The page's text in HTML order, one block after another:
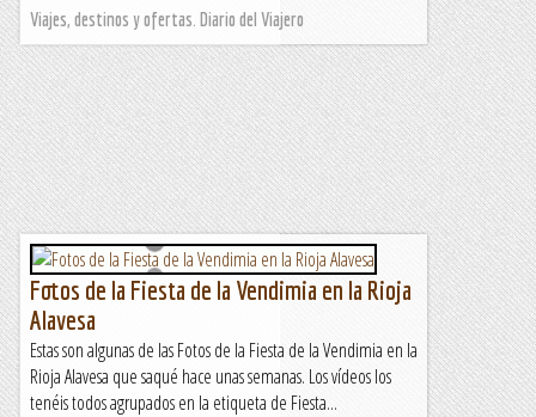
Viajes, destinos y ofertas. Diario del Viajero
Fotos de la Fiesta de la Vendimia en la Rioja
Alavesa
Estas son algunas de las Fotos de la Fiesta de la Vendimia en la
Rioja Alavesa que saqué hace unas semanas. Los vídeos los
tenéis todos agrupados en la etiqueta de Fiesta...